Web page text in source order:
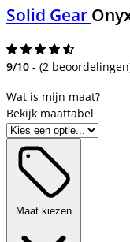
Solid Gear
9/10 - (2 beoordelingen
Bekijk maattabel
Maat kiezen